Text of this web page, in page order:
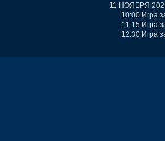
11 НОЯБРЯ
10:00 Игра
11:15 Игра
12:30 Игра